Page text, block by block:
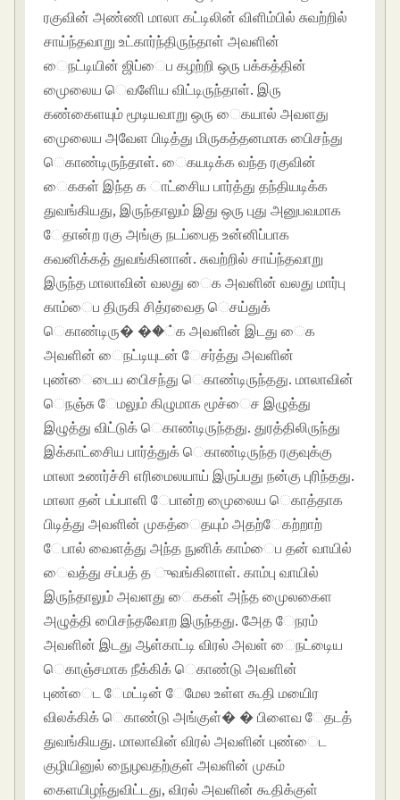
ரகுவின் அண்ணி மாலா கட்டிலின் விளிம்பில் சுவற்றில்
சாய்ந்தவாறு உட்கார்ந்திருந்தாள் அவளின்
ைநட்டியின் ஜிப்ைப கழற்றி ஒரு பக்கத்தின்
முைலைய ெவளிேய விட்டிருந்தாள். இரு
கண்கைளயும் மூடியவாறு ஒரு ைகயால் அவளது
முைலைய அவேள பிடித்து மிருகத்தனமாக பிைசந்து
ெகாண்டிருந்தாள். ைகயடிக்க வந்த ரகுவின்
ைககள் இந்த க ாட்சிைய பார்த்து தந்தியடிக்க
துவங்கியது, இருந்தாலும் இது ஒரு புது அனுபவமாக
ேதான்ற ரகு அங்கு நடப்பைத உன்னிப்பாக
கவனிக்கத் துவங்கினான். சுவற்றில் சாய்ந்தவாறு
இருந்த மாலாவின் வலது ைக அவளின் வலது மார்பு
காம்ைப திருகி சித்ரவைத ெசய்துக்
ெகாண்டிரு� ��்க அவளின் இடது ைக
அவளின் ைநட்டியுடன் ேசர்த்து அவளின்
புண்ைடைய பிைசந்து ெகாண்டிருந்தது. மாலாவின்
ெநஞ்சு ேமலும் கிழுமாக மூச்ைச இழுத்து
இழுத்து விட்டுக் ெகாண்டிருந்தது. துரத்திலிருந்து
இக்காட்சிைய பார்த்துக் ெகாண்டிருந்த ரகுவுக்கு
மாலா உணர்ச்சி எரிமைலயாய் இருப்பது நன்கு புரிந்தது.
மாலா தன் பப்பாளி ேபான்ற முைலைய ெகாத்தாக
பிடித்து அவளின் முகத்ைதயும் அதற்ேகற்றாற்
ேபால் வைளத்து அந்த நுனிக் காம்ைப தன் வாயில்
ைவத்து சப்பத் த ுவங்கினாள். காம்பு வாயில்
இருந்தாலும் அவளது ைககள் அந்த முைலகைள
அழுத்தி பிைசந்தவாேற இருந்தது. அேத ேநரம்
அவளின் இடது ஆள்காட்டி விரல் அவள் ைநட்டிைய
ெகாஞ்சமாக நீக்கிக் ெகாண்டு அவளின்
புண்ைட ேமட்டின் ேமேல உள்ள கூதி மயிைர
விலக்கிக் ெகாண்டு அங்குள்� � பிளைவ ேதடத்
துவங்கியது. மாலாவின் விரல் அவளின் புண்ைட
குழியினுல் நுைழவதற்குள் அவளின் முகம்
கைளயிழந்துவிட்டது, விரல் அவளின் கூதிக்குள்